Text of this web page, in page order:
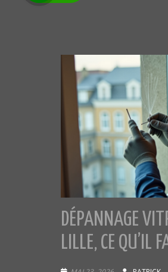
DÉPANNAGE
LILLE, CE QU’IL